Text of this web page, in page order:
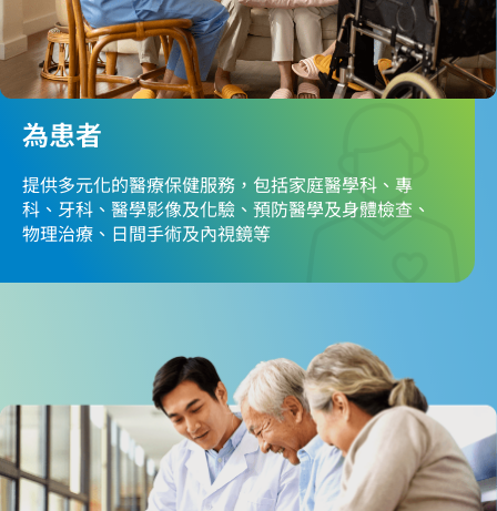
為患者
提供多元化的醫療保健服務，包括家庭醫學科、專
科、牙科、醫學影像及化驗、預防醫學及身體檢查、
物理治療、日間手術及內視鏡等